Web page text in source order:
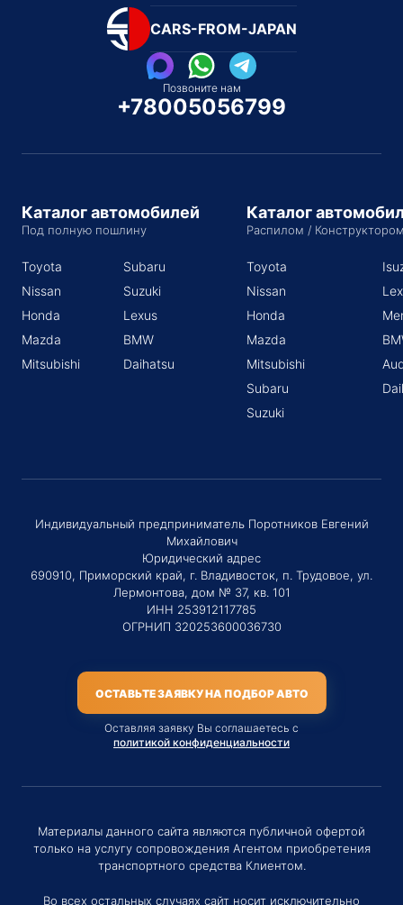
CARS-FROM-JAPAN
Позвоните нам
+78005056799
Каталог автомобилей
Под полную пошлину
Toyota
Nissan
Honda
Mazda
Mitsubishi
Subaru
Suzuki
Lexus
BMW
Daihatsu
Каталог
Распилом /
Toyota
Nissan
Honda
Mazda
Mitsubishi
Subaru
Suzuki
Индивидуальный предприниматель Поротников Евгений
Михайлович
Юридический адрес
690910, Приморский край, г. Владивосток, п. Трудовое, ул.
Лермонтова, дом № 37, кв. 101
ИНН 253912117785
ОГРНИП 320253600036730
ОСТАВЬТЕ ЗАЯВКУ НА ПОДБОР АВТО
Оставляя заявку Вы соглашаетесь с
политикой конфиденциальности
Материалы данного сайта являются публичной офертой
только на услугу сопровождения Агентом приобретения
транспортного средства Клиентом.
Во всех остальных случаях сайт носит исключительно